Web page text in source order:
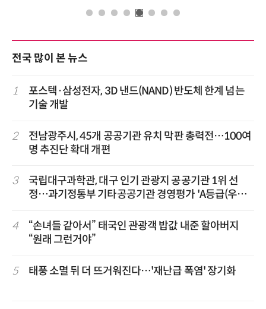
전국 많이 본 뉴스
1
포스텍·삼성전자, 3D 낸드(NAND) 반도체 한계 넘는
기술 개발
2
전남광주시, 45개 공공기관 유치 막판 총력전…100여
명 추진단 확대 개편
3
국립대구과학관, 대구 인기 관광지 공공기관 1위 선
정…과기정통부 기타공공기관 경영평가 'A등급(우수)'
4
“손녀들 같아서” 태국인 관광객 밥값 내준 할아버지
“원래 그런거야”
5 태풍 소멸 뒤 더 뜨거워진다…'재난급 폭염' 장기화